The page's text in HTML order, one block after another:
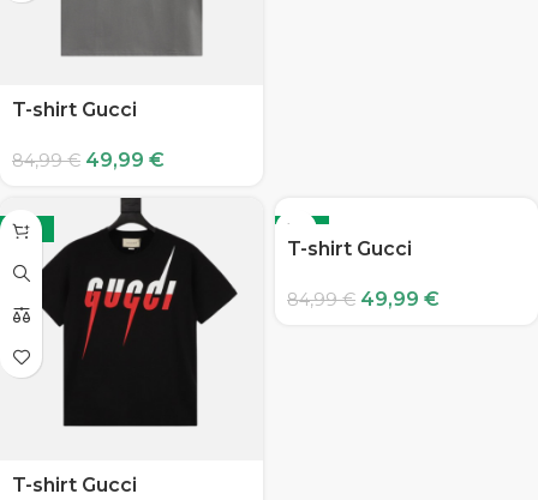
T-shirt Gucci
84,99€ 49,99 €
-41%
T-shirt Gucci
-41%
T-shirt Gucci
84,99€ 49,99 €